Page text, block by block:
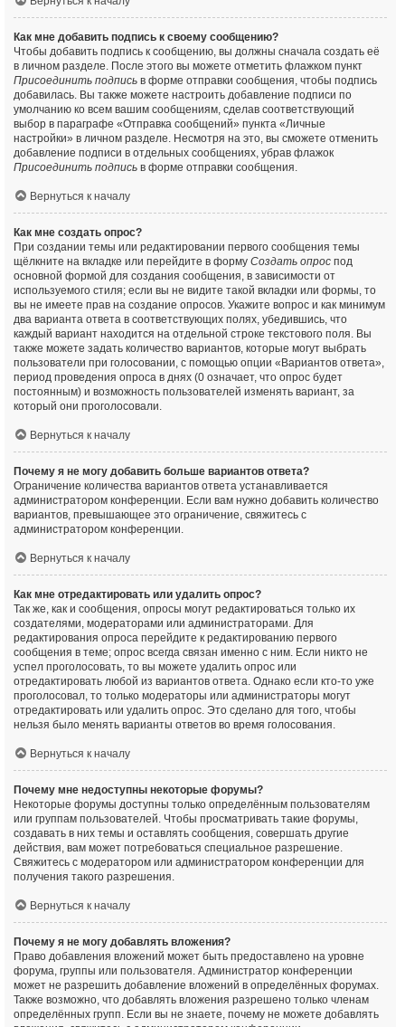
Как мне добавить подпись к своему сообщению?
Чтобы добавить подпись к сообщению, вы должны сначала создать её
в личном разделе. После этого вы можете отметить флажком пункт
Присоединить подпись в форме отправки сообщения, чтобы подпись
добавилась. Вы также можете настроить добавление подписи по
умолчанию ко всем вашим сообщениям, сделав соответствующий
выбор в параграфе «Отправка сообщений» пункта «Личные
настройки» в личном разделе. Несмотря на это, вы сможете отменить
добавление подписи в отдельных сообщениях, убрав флажок
Присоединить подпись в форме отправки сообщения.
Вернуться к началу
Как мне создать опрос?
При создании темы или редактировании первого сообщения темы
щёлкните на вкладке или перейдите в форму Создать опрос под
основной формой для создания сообщения, в зависимости от
используемого стиля; если вы не видите такой вкладки или формы, то
вы не имеете прав на создание опросов. Укажите вопрос и как минимум
два варианта ответа в соответствующих полях, убедившись, что
каждый вариант находится на отдельной строке текстового поля. Вы
также можете задать количество вариантов, которые могут выбрать
пользователи при голосовании, с помощью опции «Вариантов ответа»,
период проведения опроса в днях (0 означает, что опрос будет
постоянным) и возможность пользователей изменять вариант, за
который они проголосовали.
Вернуться к началу
Почему я не могу добавить больше вариантов ответа?
Ограничение количества вариантов ответа устанавливается
администратором конференции. Если вам нужно добавить количество
вариантов, превышающее это ограничение, свяжитесь с
администратором конференции.
Вернуться к началу
Как мне отредактировать или удалить опрос?
Так же, как и сообщения, опросы могут редактироваться только их
создателями, модераторами или администраторами. Для
редактирования опроса перейдите к редактированию первого
сообщения в теме; опрос всегда связан именно с ним. Если никто не
успел проголосовать, то вы можете удалить опрос или
отредактировать любой из вариантов ответа. Однако если кто-то уже
проголосовал, то только модераторы или администраторы могут
отредактировать или удалить опрос. Это сделано для того, чтобы
нельзя было менять варианты ответов во время голосования.
Вернуться к началу
Почему мне недоступны некоторые форумы?
Некоторые форумы доступны только определённым пользователям
или группам пользователей. Чтобы просматривать такие форумы,
создавать в них темы и оставлять сообщения, совершать другие
действия, вам может потребоваться специальное разрешение.
Свяжитесь с модератором или администратором конференции для
получения такого разрешения.
Вернуться к началу
Почему я не могу добавлять вложения?
Право добавления вложений может быть предоставлено на уровне
форума, группы или пользователя. Администратор конференции
может не разрешить добавление вложений в определённых форумах.
Также возможно, что добавлять вложения разрешено только членам
определённых групп. Если вы не знаете, почему не можете добавлять